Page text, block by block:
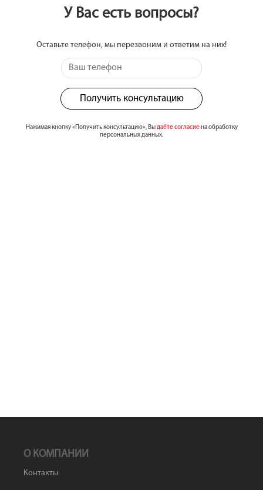
У Вас есть вопросы?
Оставьте телефон, мы перезвоним и ответим на них!
Получить консультацию
Нажимая кнопку «Получить консультацию», Выдаёте согласие на обработку
персональных данных.
О КОМПАНИИ
Контакты